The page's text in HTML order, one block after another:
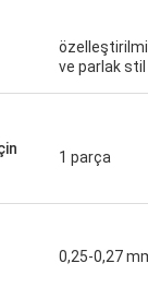
ve parlak stil
1 parça
0,25-0,27